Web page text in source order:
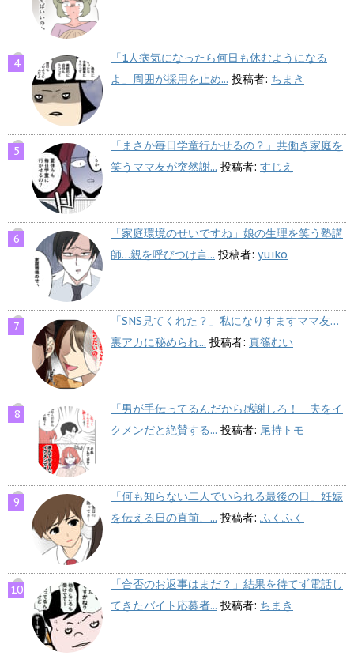
「1人病気になったら何日も休むようになる
よ」周囲が採用を止め... 投稿者: ちまき
「まさか毎日学童行かせるの？」共働き家庭を
笑うママ友が突然謝... 投稿者: すじえ
「家庭環境のせいですね」娘の生理を笑う塾講
師…親を呼びつけ言... 投稿者: yuiko
「SNS見てくれた？」私になりすますママ友…
裏アカに秘められ... 投稿者: 真篠むい
「男が手伝ってるんだから感謝しろ！」夫をイ
クメンだと絶賛する... 投稿者: 尾持トモ
「何も知らない二人でいられる最後の日」妊娠
を伝える日の直前、... 投稿者: ふくふく
「合否のお返事はまだ？」結果を待てず電話し
てきたバイト応募者... 投稿者: ちまき